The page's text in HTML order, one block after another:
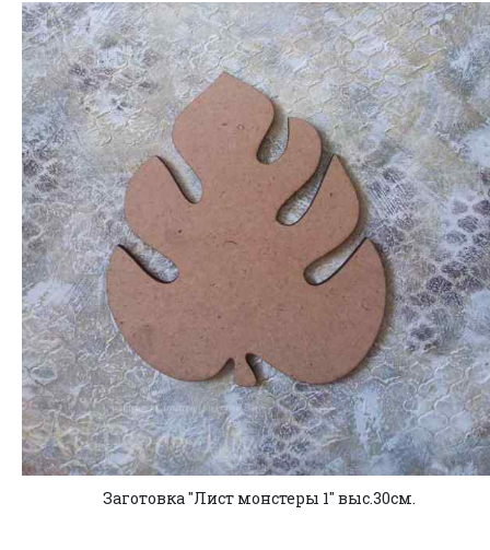
Заготовка "Лист монстеры 1" выс.30см.